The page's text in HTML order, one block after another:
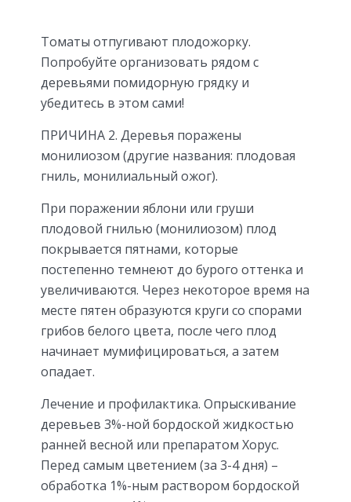
Томаты отпугивают плодожорку.
Попробуйте организовать рядом с
деревьями помидорную грядку и
убедитесь в этом сами!
ПРИЧИНА 2. Деревья поражены
монилиозом (другие названия: плодовая
гниль, монилиальный ожог).
При поражении яблони или груши
плодовой гнилью (монилиозом) плод
покрывается пятнами, которые
постепенно темнеют до бурого оттенка и
увеличиваются. Через некоторое время на
месте пятен образуются круги со спорами
грибов белого цвета, после чего плод
начинает мумифицироваться, а затем
опадает.
Лечение и профилактика. Опрыскивание
деревьев 3%-ной бордоской жидкостью
ранней весной или препаратом Хорус.
Перед самым цветением (за 3-4 дня) –
обработка 1%-ным раствором бордоской